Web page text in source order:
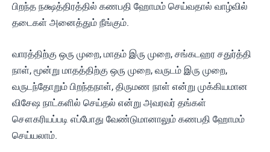
பிறந்த நக்ஷத்திரத்தில் கணபதி ஹோமம் செய்வதால் வாழ்வில்
தடைகள் அனைத்தும் நீங்கும்.
வாரத்திற்கு ஒரு முறை, மாதம் இரு முறை, சங்கடஹர சதுர்த்தி
நாள், மூன்று மாதத்திற்கு ஒரு முறை, வருடம் இரு முறை,
வருடந்தோறும் பிறந்தநாள், திருமண நாள் என்று முக்கியமான
விசேஷ நாட்களில் செய்தல் என்று அவரவர் தங்கள்
சௌகரியப்படி எப்போது வேண்டுமானாலும் கணபதி ஹோமம்
செய்யலாம்.